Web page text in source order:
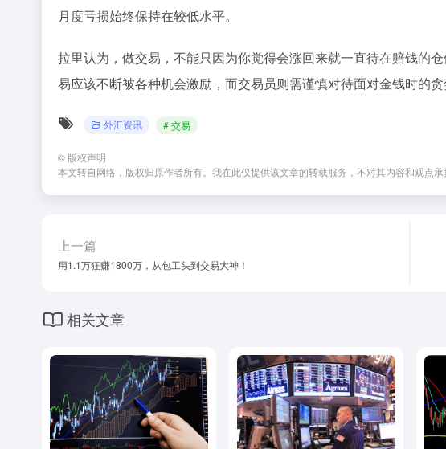
月度亏损始终保持在较低水平。
拉里认为，做交易，不能只因为你觉得会涨回来就一直待在赔钱的
易应该不断被各种机会激励，而交易员则需谨慎对待面对金钱时的贪
外汇资讯 # 交易
© 版权声明
本文转自网络，版权归原作者所有。我在此仅提供该文章的转载服务，不对其内容和观点
上一篇
用1.1万狂赚1800万，从包工头到交易大神！
相关文章